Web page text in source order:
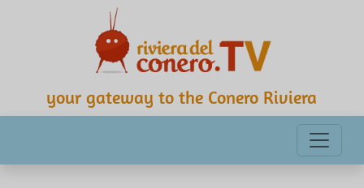
your gateway to the Conero Riviera